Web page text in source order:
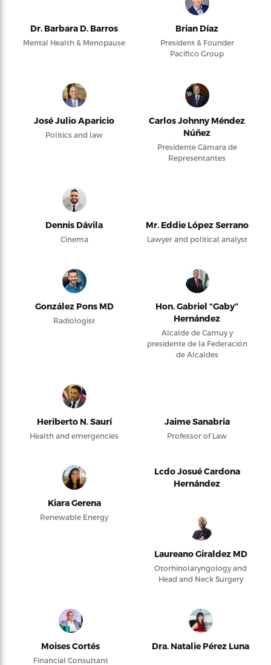
Dr. Barbara D. Barros
Mental Health & Menopause
Brian Díaz
President & Founder
Pacifico Group
José Julio Aparicio
Politics and law
Carlos Johnny Méndez
Núñez
Presidente Cámara de
Representantes
Dennis Dávila
Cinema
Mr. Eddie López Serrano
Lawyer and political analyst
González Pons MD
Radiologist
Hon. Gabriel “Gaby”
Hernández
Alcalde de Camuy y
presidente de la Federación
de Alcaldes
Heriberto N. Saurí
Health and emergencies
Jaime Sanabria
Professor of Law
Kiara Gerena
Renewable Energy
Lcdo Josué Cardona
Hernández
Laureano Giraldez MD
Otorhinolaryngology and
Head and Neck Surgery
Moises Cortés
Financial Consultant
Dra. Natalie Pérez Luna